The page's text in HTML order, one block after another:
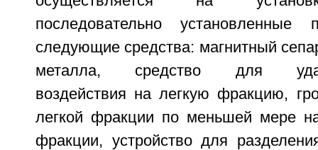
последовательно
следующие средства: магнитный
металла, средство для
воздействия на легкую фракцию,
легкой фракции по меньшей мере
фракции, устройство для